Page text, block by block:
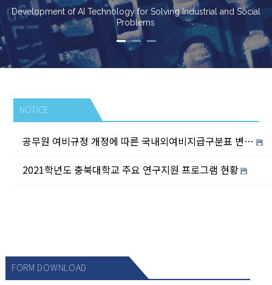
Development of AI Technology for Solving Industrial and Social
Problems
NOTICE
공무원 여비규정 개정에 따른 국내외여비지급구분표 변경 알림
2021학년도 충북대학교 주요 연구지원 프로그램 현황
FORM DOWNLOAD